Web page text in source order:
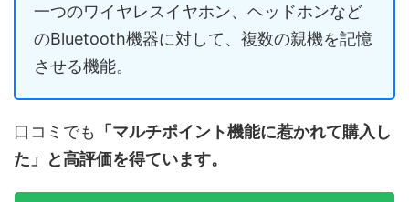
一つのワイヤレスイヤホン、ヘッドホンなど
のBluetooth機器に対して、複数の親機を記憶
させる機能。
口コミでも
「マルチポイント機能に惹かれて購入し
た」と高評価を得ています。